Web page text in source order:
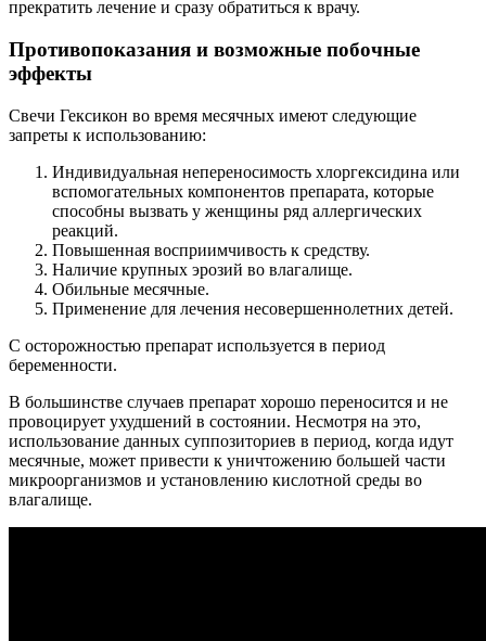
прекратить лечение и сразу обратиться к врачу.
Противопоказания и возможные побочные
эффекты
Свечи Гексикон во время месячных имеют следующие
запреты к использованию:
Индивидуальная непереносимость хлоргексидина или
вспомогательных компонентов препарата, которые
способны вызвать у женщины ряд аллергических
реакций.
Повышенная восприимчивость к средству.
Наличие крупных эрозий во влагалище.
Обильные месячные.
Применение для лечения несовершеннолетних детей.
С осторожностью препарат используется в период
беременности.
В большинстве случаев препарат хорошо переносится и не
провоцирует ухудшений в состоянии. Несмотря на это,
использование данных суппозиториев в период, когда идут
месячные, может привести к уничтожению большей части
микроорганизмов и установлению кислотной среды во
влагалище.